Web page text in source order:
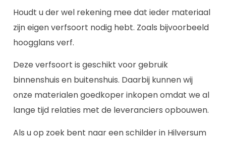
Houdt u der wel rekening mee dat ieder materiaal
zijn eigen verfsoort nodig hebt. Zoals bijvoorbeeld
hoogglans verf.
Deze verfsoort is geschikt voor gebruik
binnenshuis en buitenshuis. Daarbij kunnen wij
onze materialen goedkoper inkopen omdat we al
lange tijd relaties met de leveranciers opbouwen.
Als u op zoek bent naar een schilder in Hilversum